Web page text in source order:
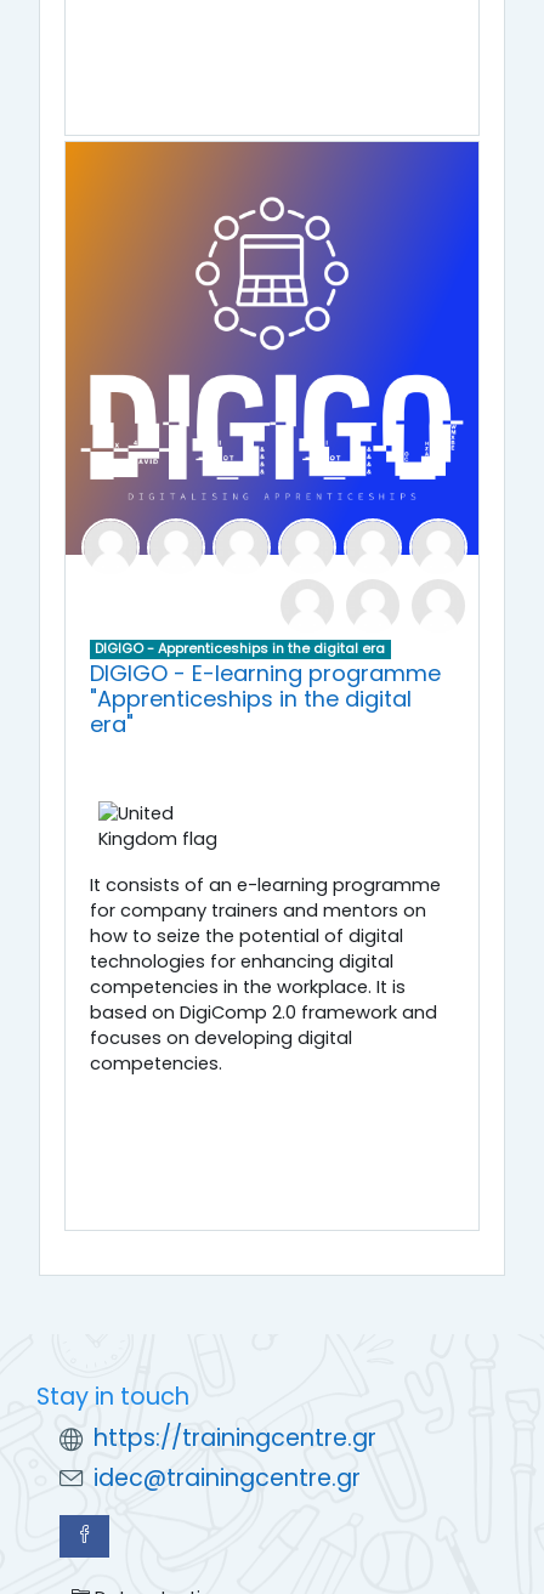
DIGIGO - Apprenticeships in the digital era
DIGIGO - E-learning programme
"Apprenticeships in the digital
era"
It consists of an e-learning programme
for company trainers and mentors on
how to seize the potential of digital
technologies for enhancing digital
competencies in the workplace. It is
based on DigiComp 2.0 framework and
focuses on developing digital
competencies.
Stay in touch
https://trainingcentre.gr
idec@trainingcentre.gr